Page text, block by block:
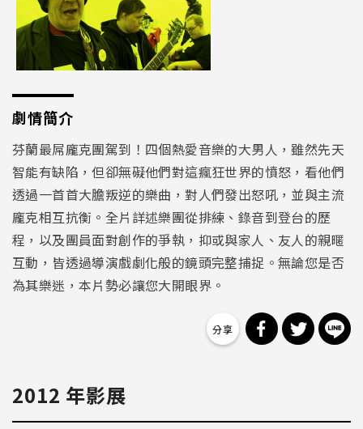
劇情簡介
芬蘭最屌龐克團駕到！四個熱愛音樂的大男人，雖然先天
智能有缺陷，但卻無礙他們對這瘋狂世界的憤怒，看他們
透過一首首大膽叛逆的樂曲，對人們發出怒吼，並與主流
龐克相互抗衡。全片詳述樂團從排練、錄音到登台的歷
程，以及團員面對創作的爭執，抑或與家人、友人的親暱
互動，皆透過導演戲劇化般的鏡頭完整捕捉。無論您是否
為其樂迷，本片勢必讓您大開眼界。
分享到分享到
2012 年影展